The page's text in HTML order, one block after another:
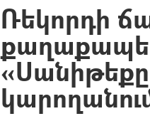
Ռեկորդի